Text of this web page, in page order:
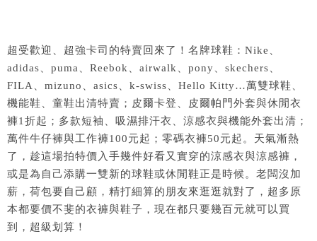
超受歡迎、超強卡司的特賣回來了！名牌球鞋：Nike、
adidas、puma、Reebok、airwalk、pony、skechers、
FILA、mizuno、asics、k-swiss、Hello Kitty…萬雙球鞋、
機能鞋、童鞋出清特賣；皮爾卡登、皮爾帕門外套與休閒衣
褲1折起；多款短袖、吸濕排汗衣、涼感衣與機能外套出清；
萬件牛仔褲與工作褲100元起；零碼衣褲50元起。天氣漸熱
了，趁這場拍特價入手幾件好看又實穿的涼感衣與涼感褲，
或是為自己添購一雙新的球鞋或休閒鞋正是時候。老闆沒加
薪，荷包要自己顧，精打細算的朋友來逛逛就對了，超多原
本都要價不斐的衣褲與鞋子，現在都只要幾百元就可以買
到，超級划算！